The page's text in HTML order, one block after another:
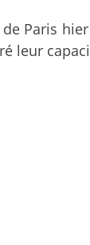
Paris
leur